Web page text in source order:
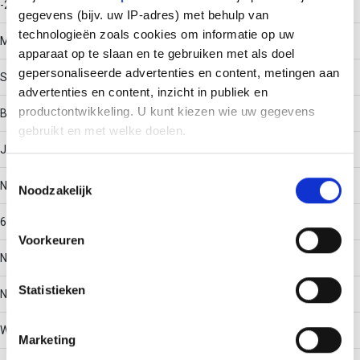
gegevens (bijv. uw IP-adres) met behulp van
technologieën zoals cookies om informatie op uw
apparaat op te slaan en te gebruiken met als doel
gepersonaliseerde advertenties en content, metingen aan
advertenties en content, inzicht in publiek en
productontwikkeling. U kunt kiezen wie uw gegevens
gebruikt en met welke doelen.
Informatie verzamelen over uw geografische locatie,
Uw apparaat identificeren door het actief te scannen
op specifieke eigenschappen (fingerprinting)
verwerkt en stel uw voorkeuren in het
detailgedeelte in.
Noodzakelijk
Voorkeuren
Statistieken
Marketing
-20 - 120
Materiaal
Staal
Bodemperforatie
Ja
Nuttige doorsnede
6448
Nato perforatie
Nee
Werkende lengte